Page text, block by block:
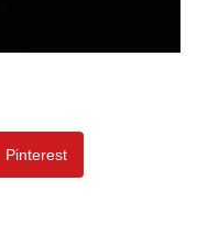
Pinterest